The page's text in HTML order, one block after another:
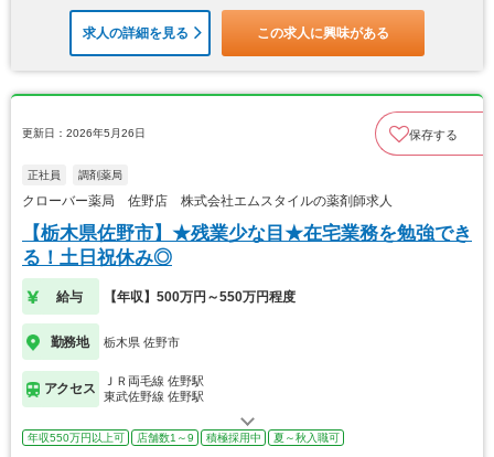
求人の詳細を見る この求人に興味がある
更新日：2026年5月26日 保存する
正社員 調剤薬局
クローバー薬局 佐野店 株式会社エムスタイルの薬剤師求人
【栃木県佐野市】★残業少な目★在宅業務を勉強でき
る！土日祝休み◎
給与 【年収】500万円～550万円程度
勤務地 栃木県 佐野市
アクセス
ＪＲ両毛線 佐野駅
東武佐野線 佐野駅
年収550万円以上可 店舗数1～9 積極採用中 夏～秋入職可